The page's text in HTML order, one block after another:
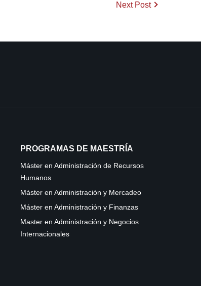
Next Post
PROGRAMAS DE MAESTRÍA
Máster en Administración de Recursos
Humanos
Máster en Administración y Mercadeo
Máster en Administración y Finanzas
Master en Administración y Negocios
Internacionales